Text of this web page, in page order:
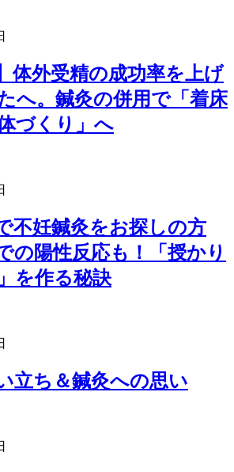
体外受精の成功率を上げ
へ。鍼灸の併用で「着床
づくり」へ
不妊鍼灸をお探しの方
の陽性反応も！「授かり
を作る秘訣
立ち＆鍼灸への思い